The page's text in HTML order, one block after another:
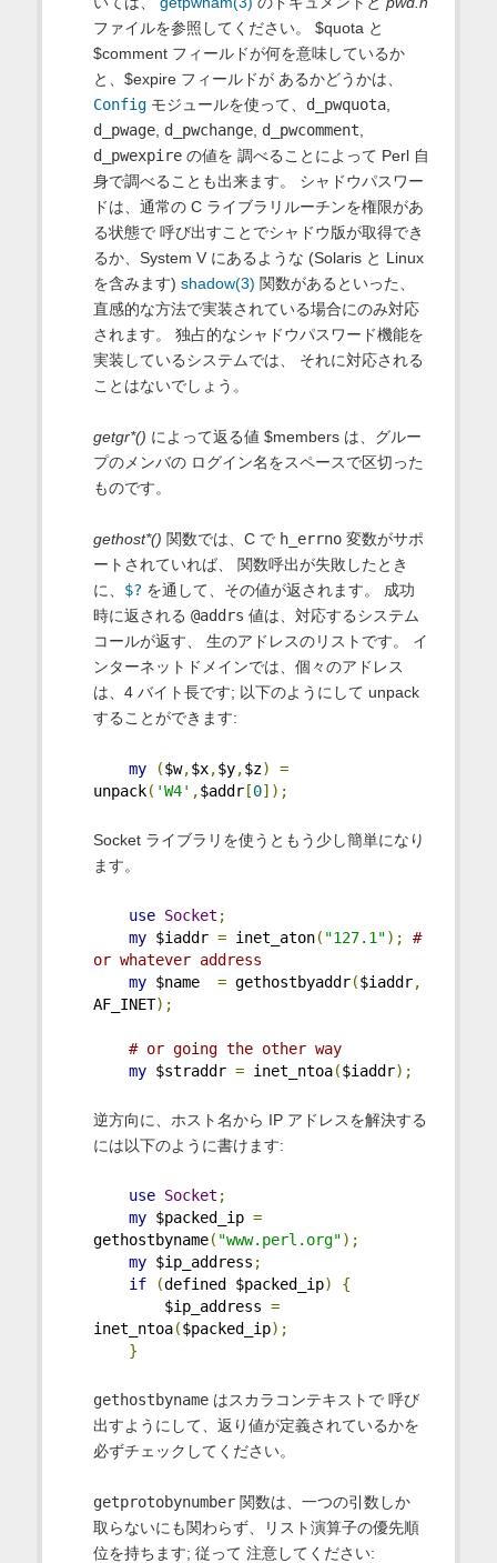
ファイルを参照してください。 $quota と
$comment フィールドが何を意味しているか
と、$expire フィールドが あるかどうかは、
Configモジュールを使って、 d_pwquota,
d_pwage, d_pwchange, d_pwcomment,
d_pwexpireの値を 調べることによって Perl 自
身で調べることも出来ます。 シャドウパスワー
ドは、通常の C ライブラリルーチンを権限があ
る状態で 呼び出すことでシャドウ版が取得でき
るか、System V にあるような (Solaris と Linux
を含みます) shadow(3) 関数があるといった、
直感的な方法で実装されている場合にのみ対応
されます。 独占的なシャドウパスワード機能を
実装しているシステムでは、 それに対応される
ことはないでしょう。
getgr*() によって返る値 $members は、グルー
プのメンバの ログイン名をスペースで区切った
ものです。
gethost*() 関数では、C で h_errno変数がサポ
ートされていれば、 関数呼出が失敗したとき
に、 $? を通して、その値が返されます。 成功
時に返される @addrs 値は、対応するシステム
コールが返す、 生のアドレスのリストです。 イ
ンターネットドメインでは、個々のアドレス
は、4 バイト長です; 以下のようにして unpack
することができます:
my ($w,$x,$y,$z)
=
unpack( 'W4' ,$addr[0]);
Socket ライブラリを使うともう少し簡単になり
ます。
use Socket ;
my $iaddr = inet_aton( "127.1");
#
or whatever address
my $name = gethostbyaddr($iaddr,
AF_INET);
# or going the other way
my $straddr = inet_ntoa($iaddr);
逆方向に、ホスト名から IP アドレスを解決する
には以下のように書けます:
use Socket ;
my $packed_ip =
gethostbyname( "www.perl.org");
my $ip_address ;
if
(defined $packed_ip)
{
$ip_address =
inet_ntoa($packed_ip);
}
gethostbynameはスカラコンテキストで 呼び
出すようにして、返り値が定義されているかを
必ずチェックしてください。
getprotobynumber関数は、一つの引数しか
取らないにも関わらず、リスト演算子の優先順
位を持ちます; 従って 注意してください: